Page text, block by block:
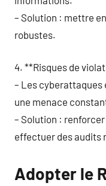
– Solution : mettre
robustes.
4. **Risques de
– Les
une menace
– Solution :
effectuer des audits
Adopter le